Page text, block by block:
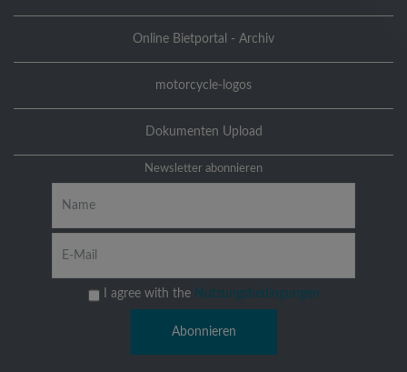
Online Bietportal - Archiv
motorcycle-logos
Dokumenten Upload
Newsletter abonnieren
I agree with the Nutzungsbedingungen